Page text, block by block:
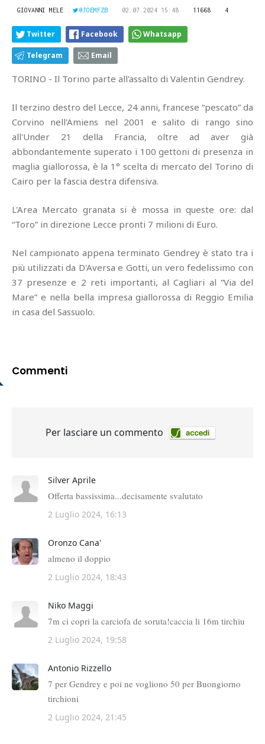
GIOVANNI MELE @JOEMFZB 02.07.2024 15:48 11668 4
Twitter Facebook Whatsapp
Telegram Email
TORINO - Il Torino parte all'assalto di Valentin Gendrey.
Il terzino destro del Lecce, 24 anni, francese “pescato” da
Corvino nell'Amiens nel 2001 e salito di rango sino
all'Under 21 della Francia, oltre ad aver già
abbondantemente superato i 100 gettoni di presenza in
maglia giallorossa, è la 1° scelta di mercato del Torino di
Cairo per la fascia destra difensiva.
L'Area Mercato granata si è mossa in queste ore: dal
“Toro” in direzione Lecce pronti 7 milioni di Euro.
Nel campionato appena terminato Gendrey è stato tra i
più utilizzati da D'Aversa e Gotti, un vero fedelissimo con
37 presenze e 2 reti importanti, al Cagliari al “Via del
Mare” e nella bella impresa giallorossa di Reggio Emilia
in casa del Sassuolo.
Commenti